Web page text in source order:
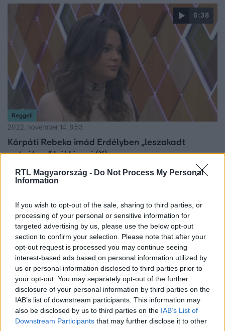
RTL Magyarország - Do Not Process My Personal
Information
If you wish to opt-out of the sale, sharing to third parties, or
processing of your personal or sensitive information for
targeted advertising by us, please use the below opt-out
section to confirm your selection. Please note that after your
opt-out request is processed you may continue seeing
interest-based ads based on personal information utilized by
us or personal information disclosed to third parties prior to
your opt-out. You may separately opt-out of the further
disclosure of your personal information by third parties on the
IAB’s list of downstream participants. This information may
also be disclosed by us to third parties on the IAB’s List of
Downstream Participants that may further disclose it to other
korán kezdik a sminkelést a lányok.
6:38
Reggeli
2022. november 14. 8:53
Kárpáti Rebeka imád Erdélyben „leszakadt
gatyában” bóklászni (X)
Kárpáti Rebeka élete legkiegyensúlyozottabb időszakát
éli, amit sok más mellett párkapcsolatának is köszönhet.
számára. Sokat túráznak, gombásznak, és Rebeka élvezi,
hogy itt sminktől és elvárásoktól mentesen, akár egy
szakadt gatyóban is jól érezheti magát. Lelki
egyensúlyával sokat foglalkozik, még akkor is, ha ő ezt a
külvilág felé nem kommunikálja. Szerte az élet nem a
social felületeken zajlik.
9:29